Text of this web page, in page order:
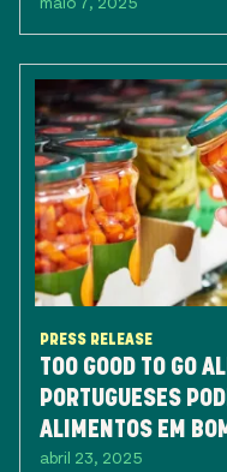
PRESS RELEASE
TOO GOOD TO GO
PORTUGUESES
ALIMENTOS EM
abril 23, 2025